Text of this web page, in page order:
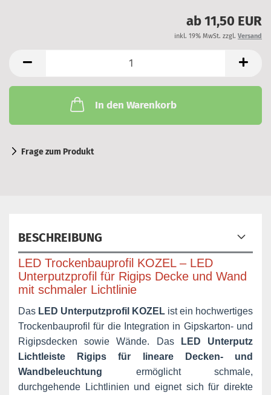
ab 11,50 EUR
inkl. 19% MwSt. zzgl. Versand
In den Warenkorb
Frage zum Produkt
BESCHREIBUNG
LED Trockenbauprofil KOZEL – LED
Unterputzprofil für Rigips Decke und Wand
mit schmaler Lichtlinie
Das LED Unterputzprofil KOZEL ist ein hochwertiges
Trockenbauprofil für die Integration in Gipskarton- und
Rigipsdecken sowie Wände. Das
LED Unterputz
Lichtleiste Rigips für lineare Decken- und
Wandbeleuchtung ermöglicht schmale,
durchgehende Lichtlinien und eignet sich für direkte